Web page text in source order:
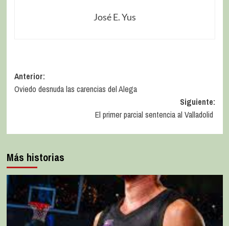
José E. Yus
Anterior:
Oviedo desnuda las carencias del Alega
Siguiente:
El primer parcial sentencia al Valladolid
Más historias